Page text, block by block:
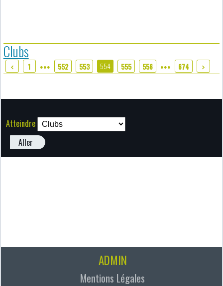
Clubs
1 ●●● 552 553 554 555 556 ●●● 674
Atteindre
Aller
ADMIN
Mentions Légales